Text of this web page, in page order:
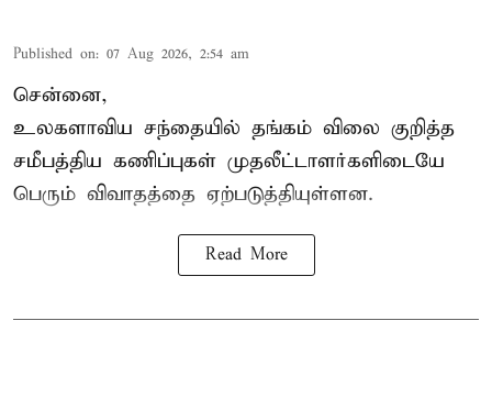
Published on: 07 Aug 2026, 2:54 am
சென்னை,
உலகளாவிய சந்தையில் தங்கம் விலை குறித்த
சமீபத்திய கணிப்புகள் முதலீட்டாளர்களிடையே
பெரும் விவாதத்தை ஏற்படுத்தியுள்ளன.
Read More